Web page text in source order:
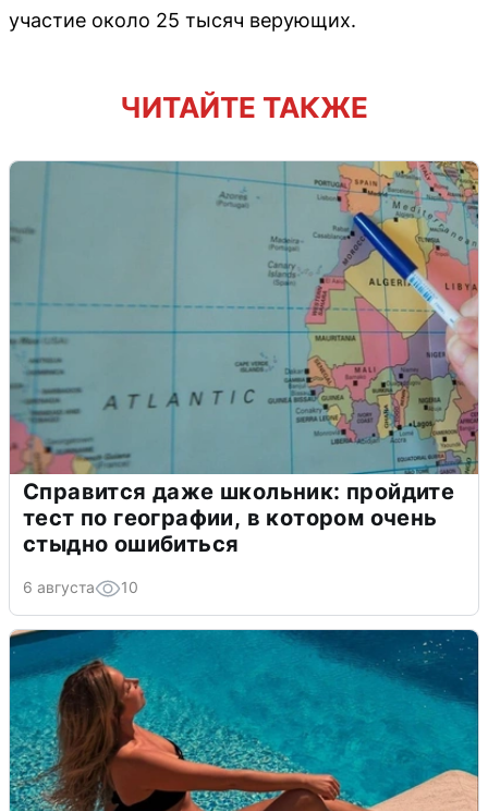
участие около 25 тысяч верующих.
ЧИТАЙТЕ ТАКЖЕ
Справится даже школьник: пройдите
тест по географии, в котором очень
стыдно ошибиться
6 августа 10